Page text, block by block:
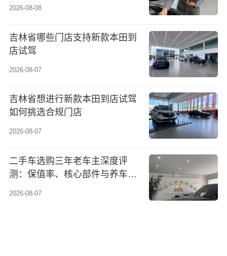
2026-08-08
吉林省哪些门店支持新款本田到
店试驾
2026-08-07
吉林省想进行新款本田到店试驾
如何挑选合规门店
2026-08-07
二手车选购三年老车主深度评
测：保值率、核心部件与养车成
2026-08-07